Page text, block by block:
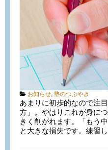
Categories:
お知らせ, 塾のつぶやき
あまりに初歩的なので注
方」。やはりこれが身に
きく削がれます。「もう
と大きな損失です。練習し